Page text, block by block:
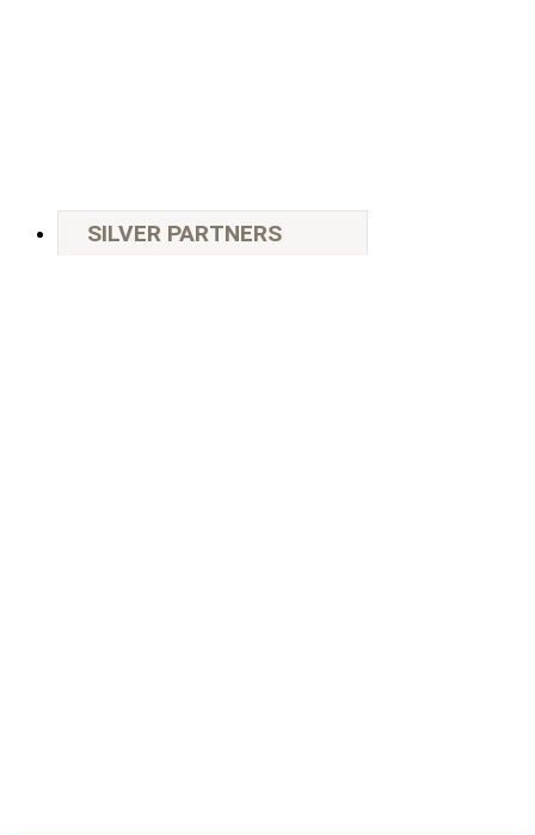
SILVER PARTNERS